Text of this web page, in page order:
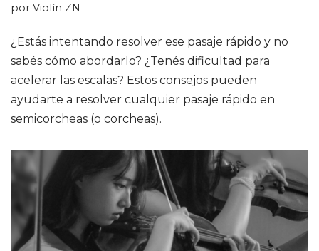
por Violín ZN
¿Estás intentando resolver ese pasaje rápido y no
sabés cómo abordarlo? ¿Tenés dificultad para
acelerar las escalas? Estos consejos pueden
ayudarte a resolver cualquier pasaje rápido en
semicorcheas (o corcheas).